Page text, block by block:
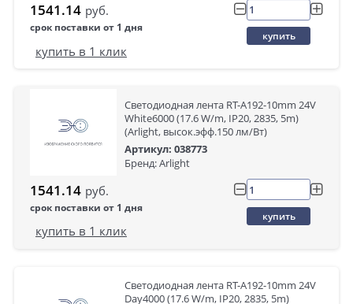
1541.14 руб.
срок поставки от 1 дня
купить
купить в 1 клик
Светодиодная лента RT-A192-10mm 24V
White6000 (17.6 W/m, IP20, 2835, 5m)
(Arlight, высок.эфф.150 лм/Вт)
Артикул: 038773
Бренд: Arlight
1541.14 руб.
срок поставки от 1 дня
купить
купить в 1 клик
Светодиодная лента RT-A192-10mm 24V
Day4000 (17.6 W/m, IP20, 2835, 5m)